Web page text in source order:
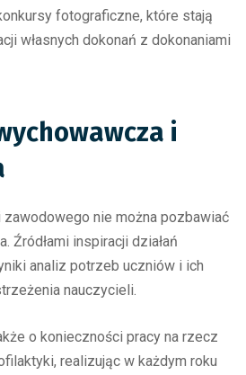
fotograficzne, które stają
własnych dokonań z dokonaniami
i
zawodowego nie można pozbawiać
Źródłami inspiracji działań
analiz potrzeb uczniów i ich
nauczycieli.
o konieczności pracy na rzecz
realizując w każdym roku